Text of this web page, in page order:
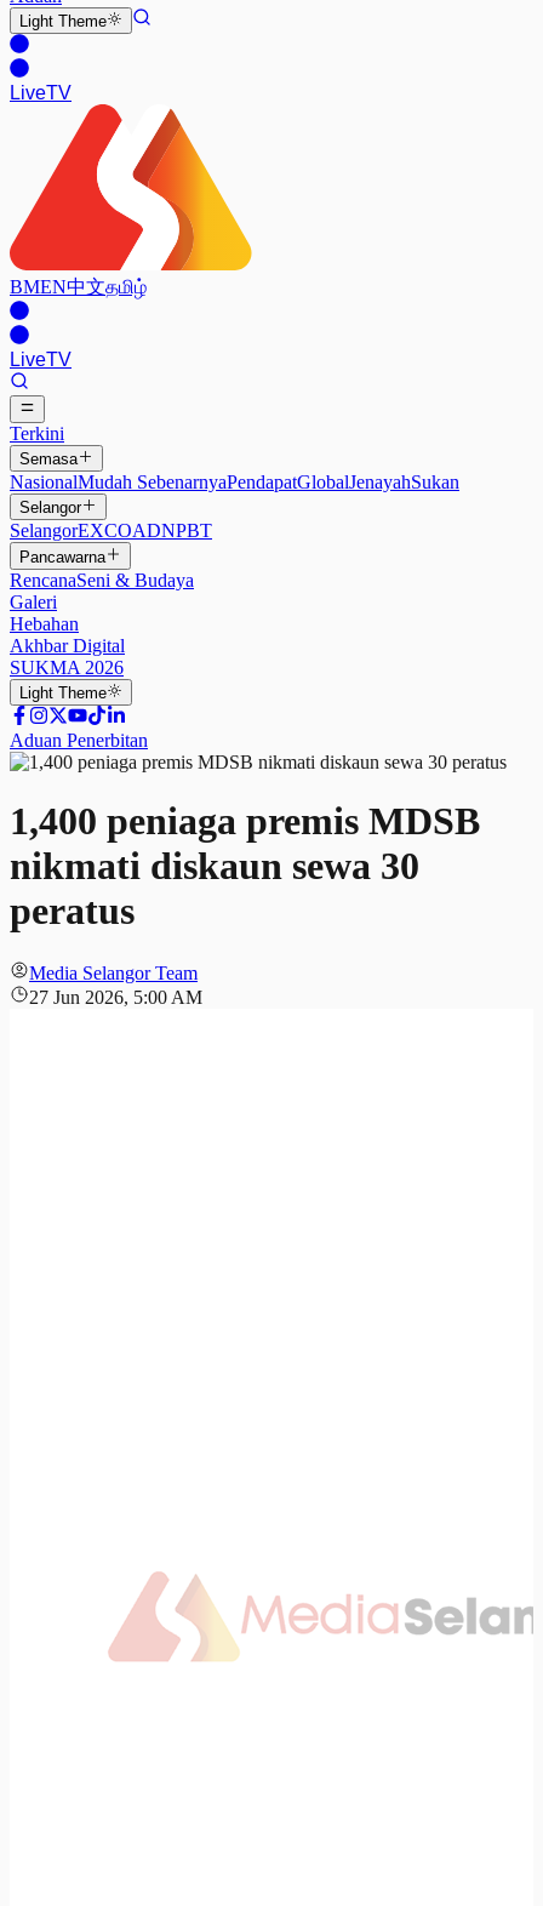
Light Theme
LiveTV
BMEN中文தமிழ்
LiveTV
Terkini
Semasa
NasionalMudah SebenarnyaPendapatGlobalJenayahSukan
Selangor
SelangorEXCOADNPBT
Pancawarna
RencanaSeni & Budaya
Galeri
Hebahan
Akhbar Digital
SUKMA 2026
Light Theme
Aduan Penerbitan
1,400 peniaga premis MDSB
nikmati diskaun sewa 30
peratus
Media Selangor Team
27 Jun 2026, 5:00 AM